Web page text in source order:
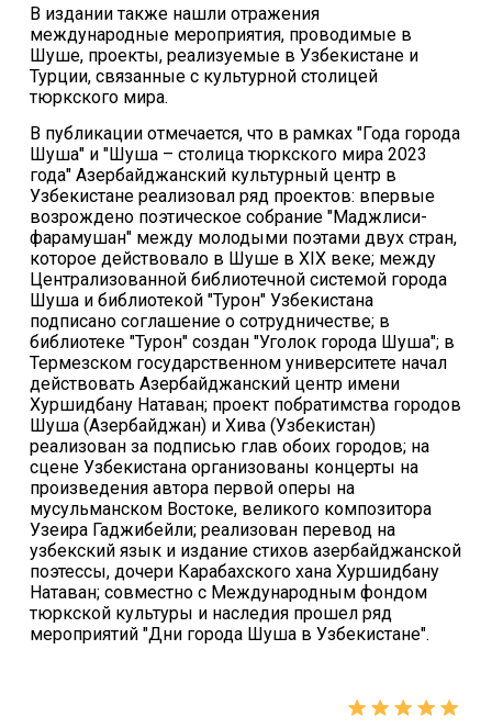
В издании также нашли отражения
международные мероприятия, проводимые в
Шуше, проекты, реализуемые в Узбекистане и
Турции, связанные с культурной столицей
тюркского мира.
В публикации отмечается, что в рамках "Года города
Шуша" и "Шуша – столица тюркского мира 2023
года" Азербайджанский культурный центр в
Узбекистане реализовал ряд проектов: впервые
возрождено поэтическое собрание "Маджлиси-
фарамушан" между молодыми поэтами двух стран,
которое действовало в Шуше в XIX веке; между
Централизованной библиотечной системой города
Шуша и библиотекой "Турон" Узбекистана
подписано соглашение о сотрудничестве; в
библиотеке "Турон" создан "Уголок города Шуша"; в
Термезском государственном университете начал
действовать Азербайджанский центр имени
Хуршидбану Натаван; проект побратимства городов
Шуша (Азербайджан) и Хива (Узбекистан)
реализован за подписью глав обоих городов; на
сцене Узбекистана организованы концерты на
произведения автора первой оперы на
мусульманском Востоке, великого композитора
Узеира Гаджибейли; реализован перевод на
узбекский язык и издание стихов азербайджанской
поэтессы, дочери Карабахского хана Хуршидбану
Натаван; совместно с Международным фондом
тюркской культуры и наследия прошел ряд
мероприятий "Дни города Шуша в Узбекистане".